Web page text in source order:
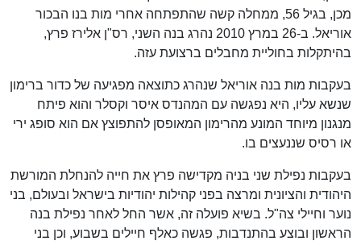
מכן, בגיל 56, ממחלה קשה שהתפתחה אחרי מות בנו הבכור
אוריאל. ב-26 במרץ 2010 נהרג בנה השני, רס"ן אלירז פרץ,
בהיתקלות בחוליית מחבלים ברצועת עזה.
בעקבות מות בנה אוריאל שנהרג כתוצאה מפגיעה של כדור ברימון
שנשא עליו, היא נפגשה עם המהנדס איסר וקסלר והוא פיתח
מנגנון מיוחד המונע מהרימון המאופסן להתפוצץ אם הוא סופג ירי
או רסיס שננעצים בו.
בעקבות נפילת שני בניה מקדישה פרץ את חייה להנחלת המורשת
היהודית והציונית ומרצה בפני קהילות יהודיות בישראל ובעולם, בני
נוער וחיילי צה"ל. בשיא פועלה זה, אשר החל לאחר נפילת בנה
הראשון ובוצע בהתנדבות, פגשה כאלף חיילים בשבוע, וכן בני